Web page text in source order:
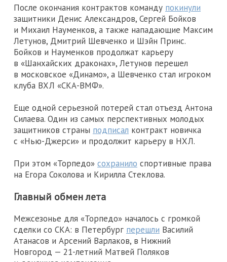
После окончания контрактов команду покинули
защитники Денис Александров, Сергей Бойков
и Михаил Науменков, а также нападающие Максим
Летунов, Дмитрий Шевченко и Шэйн Принс.
Бойков и Науменков продолжат карьеру
в «Шанхайских драконах», Летунов перешел
в московское «Динамо», а Шевченко стал игроком
клуба ВХЛ «СКА-ВМФ».
Еще одной серьезной потерей стал отъезд Антона
Силаева. Один из самых перспективных молодых
защитников страны подписал контракт новичка
с «Нью-Джерси» и продолжит карьеру в НХЛ.
При этом «Торпедо» сохранило спортивные права
на Егора Соколова и Кирилла Стеклова.
Главный обмен лета
Межсезонье для «Торпедо» началось с громкой
сделки со СКА: в Петербург перешли Василий
Атанасов и Арсений Варлаков, в Нижний
Новгород — 21-летний Матвей Поляков